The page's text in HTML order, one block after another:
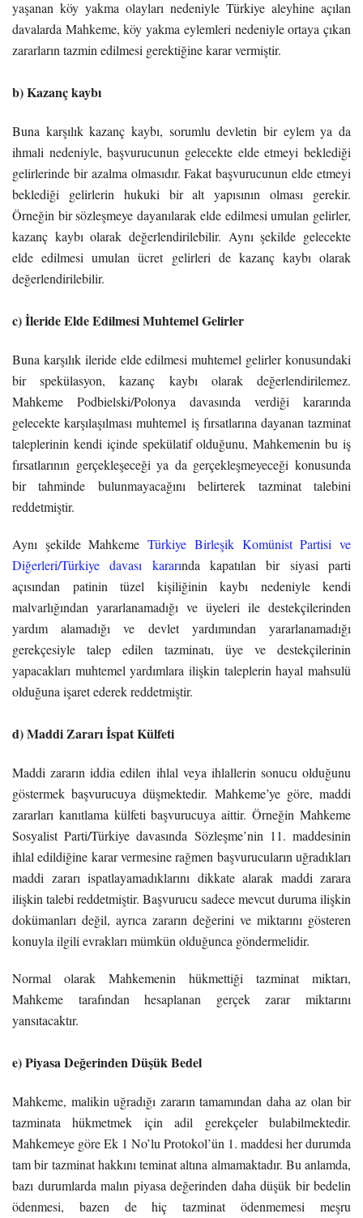
yaşanan köy yakma olayları nedeniyle Türkiye aleyhine açılan
davalarda Mahkeme, köy yakma eylemleri nedeniyle ortaya çıkan
zararların tazmin edilmesi gerektiğine karar vermiştir.
b) Kazanç kaybı
Buna karşılık kazanç kaybı, sorumlu devletin bir eylem ya da
ihmali nedeniyle, başvurucunun gelecekte elde etmeyi beklediği
gelirlerinde bir azalma olmasıdır. Fakat başvurucunun elde etmeyi
beklediği gelirlerin hukuki bir alt yapısının olması gerekir.
Örneğin bir sözleşmeye dayanılarak elde edilmesi umulan gelirler,
kazanç kaybı olarak değerlendirilebilir. Aynı şekilde gelecekte
elde edilmesi umulan ücret gelirleri de kazanç kaybı olarak
değerlendirilebilir.
c) İleride Elde Edilmesi Muhtemel Gelirler
Buna karşılık ileride elde edilmesi muhtemel gelirler konusundaki
bir spekülasyon, kazanç kaybı olarak değerlendirilemez.
Mahkeme Podbielski/Polonya davasında verdiği kararında
gelecekte karşılaşılması muhtemel iş fırsatlarına dayanan tazminat
taleplerinin kendi içinde spekülatif olduğunu, Mahkemenin bu iş
fırsatlarının gerçekleşeceği ya da gerçekleşmeyeceği konusunda
bir tahminde bulunmayacağını belirterek tazminat talebini
reddetmiştir.
Aynı şekilde MahkemeTürkiye Birleşik Komünist Partisi ve
Diğerleri/Türkiye davası kararında kapatılan bir siyasi parti
açısından patinin tüzel kişiliğinin kaybı nedeniyle kendi
malvarlığından yararlanamadığı ve üyeleri ile destekçilerinden
yardım alamadığı ve devlet yardımından yararlanamadığı
gerekçesiyle talep edilen tazminatı, üye ve destekçilerinin
yapacakları muhtemel yardımlara ilişkin taleplerin hayal mahsulü
olduğuna işaret ederek reddetmiştir.
d) Maddi Zararı İspat Külfeti
Maddi zararın iddia edilen ihlal veya ihlallerin sonucu olduğunu
göstermek başvurucuya düşmektedir. Mahkeme’ye göre, maddi
zararları kanıtlama külfeti başvurucuya aittir. Örneğin Mahkeme
Sosyalist Parti/Türkiye davasında Sözleşme’nin 11. maddesinin
ihlal edildiğine karar vermesine rağmen başvurucuların uğradıkları
maddi zararı ispatlayamadıklarını dikkate alarak maddi zarara
ilişkin talebi reddetmiştir. Başvurucu sadece mevcut duruma ilişkin
dokümanları değil, ayrıca zararın değerini ve miktarını gösteren
konuyla ilgili evrakları mümkün olduğunca göndermelidir.
Normal olarak Mahkemenin hükmettiği tazminat miktarı,
Mahkeme tarafından hesaplanan gerçek zarar miktarını
yansıtacaktır.
e) Piyasa Değerinden Düşük Bedel
Mahkeme, malikin uğradığı zararın tamamından daha az olan bir
tazminata hükmetmek için adil gerekçeler bulabilmektedir.
Mahkemeye göre Ek 1 No’lu Protokol’ün 1. maddesi her durumda
tam bir tazminat hakkını teminat altına almamaktadır. Bu anlamda,
bazı durumlarda malın piyasa değerinden daha düşük bir bedelin
ödenmesi, bazen de hiç tazminat ödenmemesi meşru